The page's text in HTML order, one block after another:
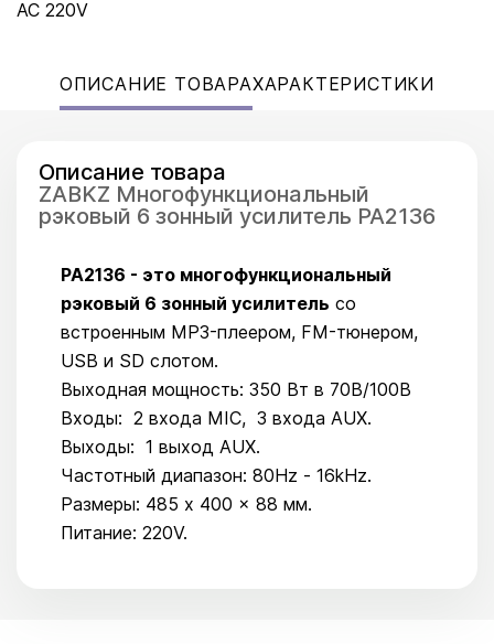
AC 220V
ОПИСАНИЕ ТОВАРАХАРАКТЕРИСТИКИ
Описание товара
ZABKZ Многофункциональный
рэковый 6 зонный усилитель PA2136
PA2136 - это многофункциональный
рэковый 6 зонный усилитель со
встроенным MP3-плеером, FM-тюнером,
USB и SD слотом.
Выходная мощность: 350 Вт в 70В/100В
Входы: 2 входа MIC, 3 входа AUX.
Выходы: 1 выход AUX.
Частотный диапазон: 80Hz - 16kHz.
Размеры: 485 x 400 x 88 мм.
Питание: 220V.